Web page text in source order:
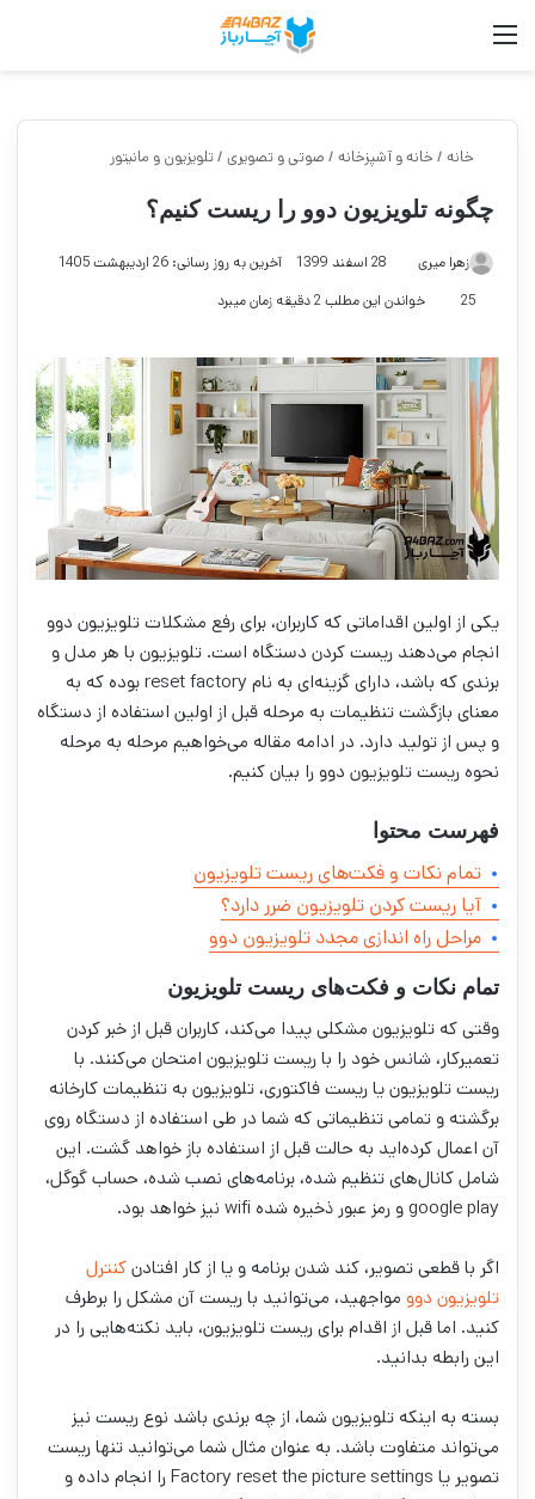
منو
خانه / خانه و آشپزخانه / صوتی و تصویری /تلویزیون و مانیتور
چگونه تلویزیون دوو را ریست کنیم؟
زهرا میری 28 اسفند 1399
آخرین به روز رسانی: 26 اردیبهشت 1405
25
خواندن این مطلب 2 دقیقه زمان میبرد
یکی از اولین اقداماتی که کاربران، برای رفع مشکلات تلویزیون دوو
انجام می‌دهند ریست کردن دستگاه است. تلویزیون با هر مدل و
برندی که باشد، دارای گزینه‌ای به نام reset factory بوده که به
معنای بازگشت تنظیمات به مرحله قبل از اولین استفاده از دستگاه
و پس از تولید دارد. در ادامه مقاله می‌خواهیم مرحله به مرحله
نحوه ریست تلویزیون دوو را بیان کنیم.
فهرست محتوا
تمام نکات و فکت‌های ریست تلویزیون
آیا ریست کردن تلویزیون ضرر دارد؟
مراحل راه اندازی مجدد تلویزیون دوو
تمام نکات و فکت‌های ریست تلویزیون
وقتی که تلویزیون مشکلی پیدا می‌کند، کاربران قبل از خبر کردن
تعمیرکار، شانس خود را با ریست تلویزیون امتحان می‌کنند. با
ریست تلویزیون یا ریست فاکتوری، تلویزیون به تنظیمات کارخانه
برگشته و تمامی تنظیماتی که شما در طی استفاده از دستگاه روی
آن اعمال کرده‌اید به حالت قبل از استفاده باز خواهد گشت. این
شامل کانال‌های تنظیم شده، برنامه‌های نصب شده، حساب گوگل،
google play و رمز عبور‌ ذخیره شده wifi نیز خواهد بود.
اگر با قطعی تصویر، کند شدن برنامه و یا از کار افتادنکنترل
تلویزیون دوو مواجهید، می‌توانید با ریست آن مشکل را برطرف
کنید. اما قبل از اقدام برای ریست تلویزیون، باید نکته‌هایی را در
این رابطه بدانید.
بسته به اینکه تلویزیون شما، از چه برندی باشد نوع ریست نیز
می‌تواند متفاوت باشد. به عنوان مثال شما می‌توانید تنها ریست
تصویر یا Factory reset the picture settings را انجام داده و